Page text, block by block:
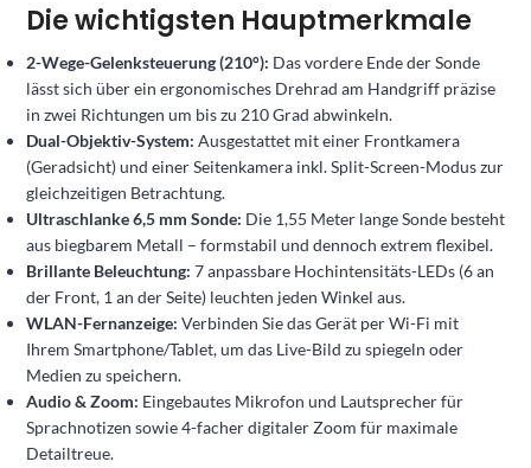
Die wichtigsten Hauptmerkmale
2-Wege-Gelenksteuerung (210°): Das vordere Ende der Sonde
lässt sich über ein ergonomisches Drehrad am Handgriff präzise
in zwei Richtungen um bis zu 210 Grad abwinkeln.
Dual-Objektiv-System: Ausgestattet mit einer Frontkamera
(Geradsicht) und einer Seitenkamera inkl. Split-Screen-Modus zur
gleichzeitigen Betrachtung.
Ultraschlanke 6,5 mm Sonde: Die 1,55 Meter lange Sonde besteht
aus biegbarem Metall – formstabil und dennoch extrem flexibel.
Brillante Beleuchtung: 7 anpassbare Hochintensitäts-LEDs (6 an
der Front, 1 an der Seite) leuchten jeden Winkel aus.
WLAN-Fernanzeige: Verbinden Sie das Gerät per Wi-Fi mit
Ihrem Smartphone/Tablet, um das Live-Bild zu spiegeln oder
Medien zu speichern.
Audio & Zoom: Eingebautes Mikrofon und Lautsprecher für
Sprachnotizen sowie 4-facher digitaler Zoom für maximale
Detailtreue.